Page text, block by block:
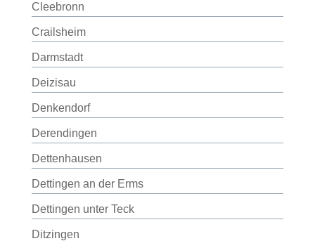
Cleebronn
Crailsheim
Darmstadt
Deizisau
Denkendorf
Derendingen
Dettenhausen
Dettingen an der Erms
Dettingen unter Teck
Ditzingen